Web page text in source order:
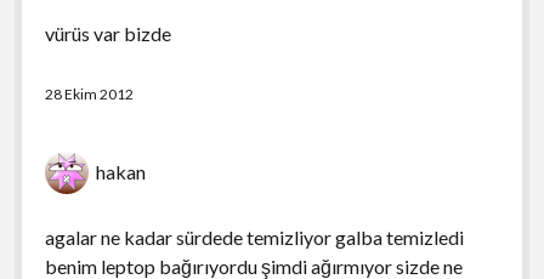
vürüs var bizde
28 Ekim 2012
hakan
agalar ne kadar sürdede temizliyor galba temizledi
benim leptop bağırıyordu şimdi ağırmıyor sizde ne